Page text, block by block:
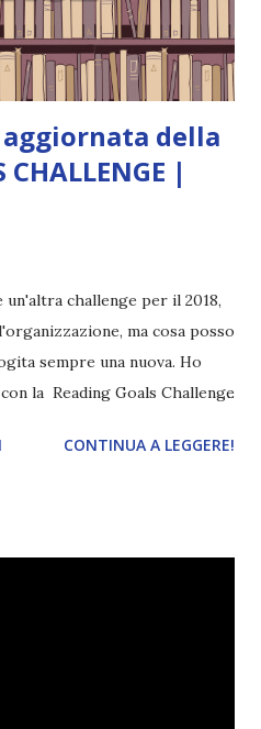
Ma io l'ho notato. L'ho
ha fatto, i misfatti ch...
della
CHALLENGE |
challenge per il 2018,
ma cosa posso
sempre una nuova. Ho
la Reading Goals Challenge
di voi avrebbero fatto così,
CONTINUA A LEGGERE!